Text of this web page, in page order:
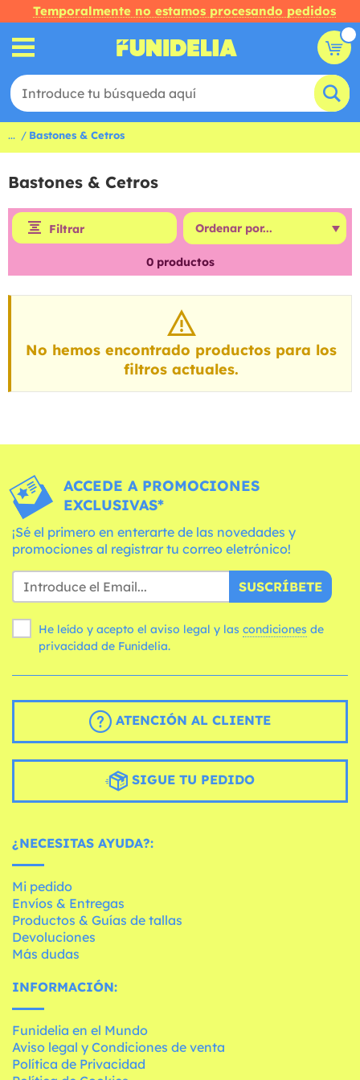
Temporalmente no estamos procesando pedidos
... Bastones & Cetros
Bastones & Cetros
Filtrar
0productos
No hemos encontrado productos para los
filtros actuales.
ACCEDE A PROMOCIONES
EXCLUSIVAS*
¡Sé el primero en enterarte de las novedades y
promociones al registrar tu correo eletrónico!
SUSCRÍBETE
He leído y acepto el aviso legal y las condiciones
privacidad de Funidelia.
ATENCIÓN AL CLIENTE
SIGUE TU PEDIDO
¿NECESITAS AYUDA?:
Mi pedido
Envíos & Entregas
Productos & Guías de tallas
Devoluciones
Más dudas
INFORMACIÓN:
Funidelia en el Mundo
Aviso legal y Condiciones de venta
Política de Privacidad